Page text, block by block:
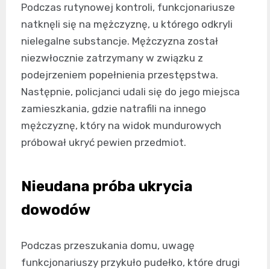
Podczas rutynowej kontroli, funkcjonariusze
natknęli się na mężczyznę, u którego odkryli
nielegalne substancje. Mężczyzna został
niezwłocznie zatrzymany w związku z
podejrzeniem popełnienia przestępstwa.
Następnie, policjanci udali się do jego miejsca
zamieszkania, gdzie natrafili na innego
mężczyznę, który na widok mundurowych
próbował ukryć pewien przedmiot.
Nieudana próba ukrycia
dowodów
Podczas przeszukania domu, uwagę
funkcjonariuszy przykuło pudełko, które drugi